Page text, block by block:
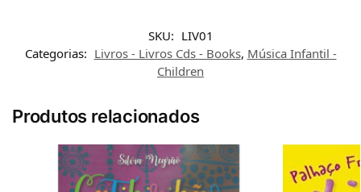
SKU: LIV01
Categorias: Livros - Livros Cds - Books, Música Infantil -
Children
Produtos relacionados